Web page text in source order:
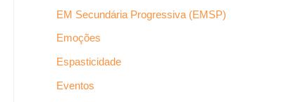
EM Secundária Progressiva (EMSP)
Emoções
Espasticidade
Eventos